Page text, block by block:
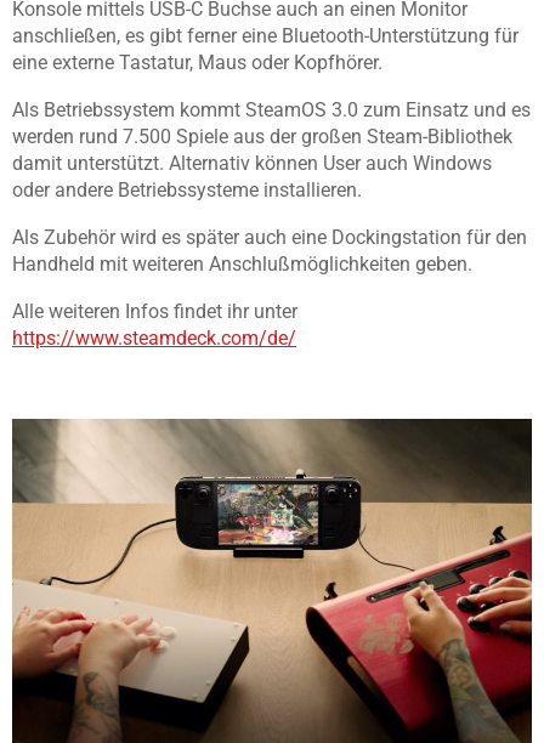
Konsole mittels USB-C Buchse auch an einen Monitor
anschließen, es gibt ferner eine Bluetooth-Unterstützung für
eine externe Tastatur, Maus oder Kopfhörer.
Als Betriebssystem kommt SteamOS 3.0 zum Einsatz und es
werden rund 7.500 Spiele aus der großen Steam-Bibliothek
damit unterstützt. Alternativ können User auch Windows
oder andere Betriebssysteme installieren.
Als Zubehör wird es später auch eine Dockingstation für den
Handheld mit weiteren Anschlußmöglichkeiten geben.
Alle weiteren Infos findet ihr unter
https://www.steamdeck.com/de/